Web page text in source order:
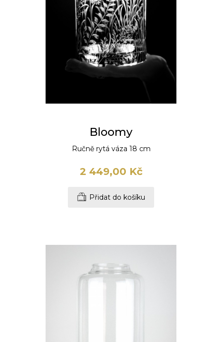
Bloomy
Ručně rytá váza 18 cm
2 449,00 Kč
Přidat do košíku